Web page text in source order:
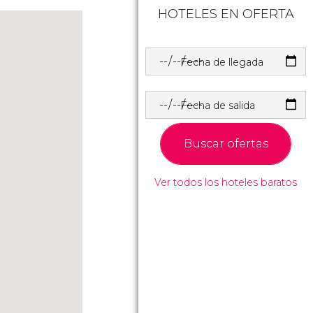
HOTELES EN OFERTA
Fecha de llegada
Fecha de salida
Buscar ofertas
Ver todos los hoteles baratos